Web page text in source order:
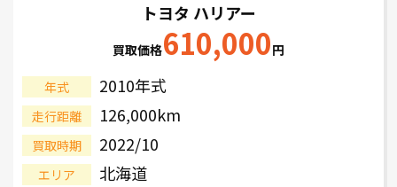
トヨタ ハリアー
買取価格610,000円
年式 2010年式
走行距離 126,000km
買取時期 2022/10
エリア 北海道